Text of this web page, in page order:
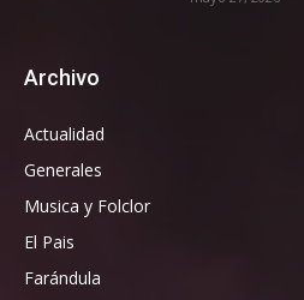
Archivo
Actualidad
Generales
Musica y Folclor
El Pais
Farándula